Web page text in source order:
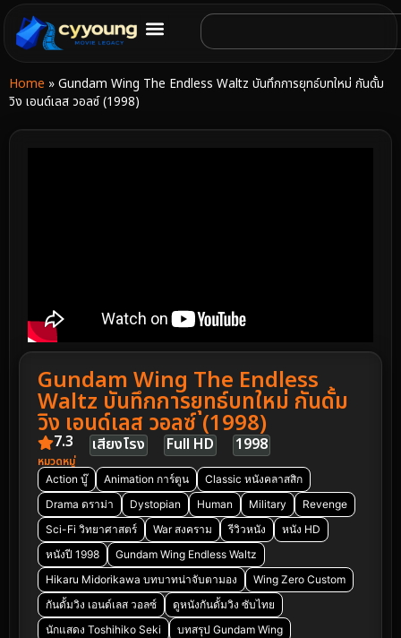
Home » Gundam Wing The Endless Waltz บันทึกการยุทธ์บทใหม่ กันดั้ม
วิง เอนด์เลส วอลซ์ (1998)
Gundam Wing The Endless
Waltz บันทึกการยุทธ์บทใหม่ กันดั้ม
วิง เอนด์เลส วอลซ์ (1998)
7.3 เสียงโรง Full HD 1998
หมวดหมู่
Action บู๊ Animation การ์ตูน
Classic หนังคลาสสิก
Drama ดราม่า
Dystopian Human Military
Revenge
Sci-Fi วิทยาศาสตร์
War สงคราม รีวิวหนัง
หนัง HD
หนังปี 1998
Gundam Wing Endless Waltz
Hikaru Midorikawa บทบาทน่าจับตามอง
Wing Zero Custom
กันดั้มวิง เอนด์เลส วอลซ์
ดูหนังกันดั้มวิง ซับไทย
นักแสดง Toshihiko Seki
บทสรุป Gundam Wing